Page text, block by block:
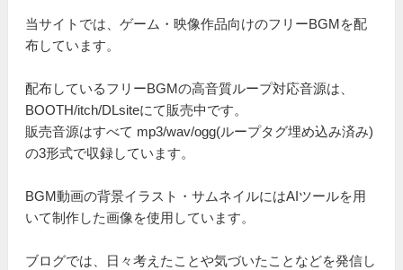
当サイトでは、ゲーム・映像作品向けのフリーBGMを配
布しています。
配布しているフリーBGMの高音質ループ対応音源は、
BOOTH/itch/DLsiteにて販売中です。
販売音源はすべて mp3/wav/ogg(ループタグ埋め込み済み)
の3形式で収録しています。
BGM動画の背景イラスト・サムネイルにはAIツールを用
いて制作した画像を使用しています。
ブログでは、日々考えたことや気づいたことなどを発信し